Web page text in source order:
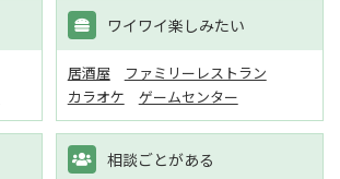
ワイワイ楽しみたい
居酒屋
ファミリーレストラン
カラオケ
ゲームセンター
相談ごとがある